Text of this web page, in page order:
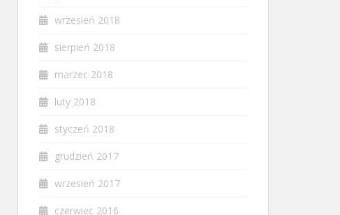
wrzesień 2018
sierpień 2018
marzec 2018
luty 2018
styczeń 2018
grudzień 2017
wrzesień 2017
czerwiec 2016